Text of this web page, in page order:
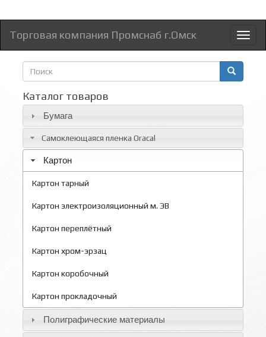
Торговая компания Промснаб г.Омск
Форма
поиска
Каталог товаров
Бумага
Самоклеющаяся пленка Oracal
Картон
Картон тарный
Картон электроизоляционный м. ЭВ
Картон переплётный
Картон хром-эрзац
Картон коробочный
Картон прокладочный
Полиграфические материалы